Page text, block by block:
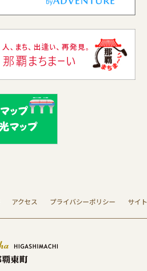
アクセス プライバシーポリシー サイ